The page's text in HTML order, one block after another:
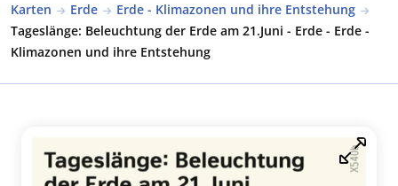
Karten Erde
Erde - Klimazonen und ihre Entstehung
Tageslänge: Beleuchtung der Erde am 21.Juni - Erde - Erde -
Klimazonen und ihre Entstehung